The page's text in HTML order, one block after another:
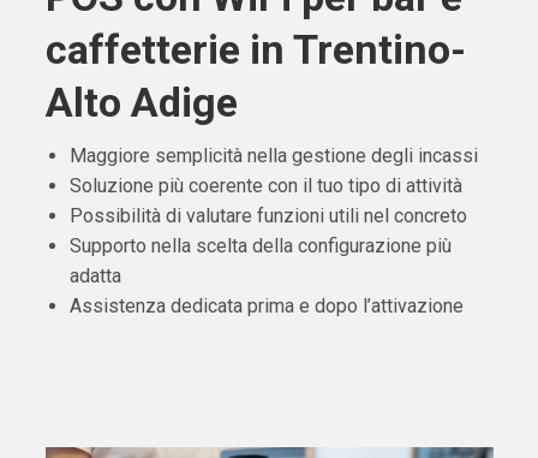
caffetterie in Trentino-
Alto Adige
Maggiore semplicità nella gestione degli incassi
Soluzione più coerente con il tuo tipo di attività
Possibilità di valutare funzioni utili nel concreto
Supporto nella scelta della configurazione più
adatta
Assistenza dedicata prima e dopo l’attivazione